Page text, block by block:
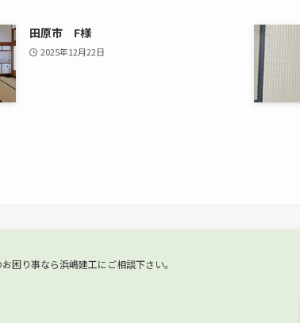
田原市 F様
2025年12月22日
困り事なら浜嶋建工にご相談下さい。